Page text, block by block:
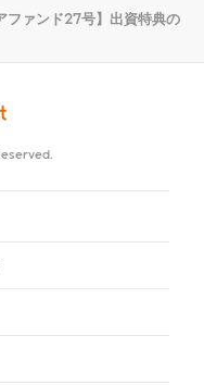
ファンド27号】出資特典の